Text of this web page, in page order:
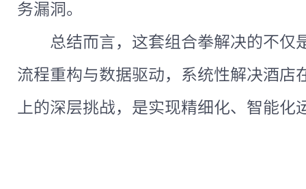
务漏洞。
总结而言，这套组合拳解决的不
流程重构与数据驱动，系统性解决酒店
上的深层挑战，是实现精细化、智能化